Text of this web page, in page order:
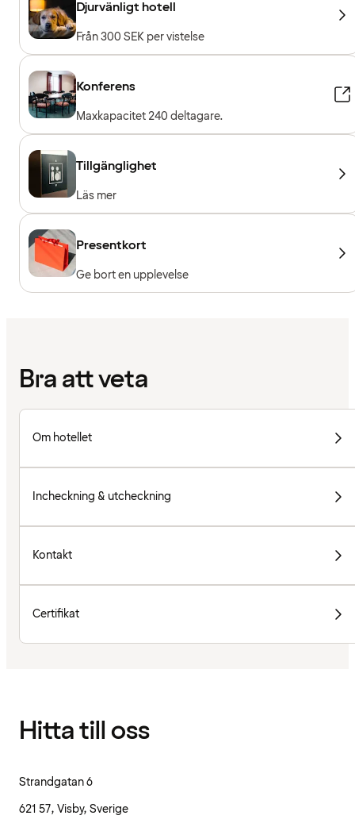
Djurvänligt hotell
Från 300 SEK per vistelse
Konferens
Maxkapacitet 240 deltagare.
Tillgänglighet
Läs mer
Presentkort
Ge bort en upplevelse
Bra att veta
Om hotellet
Incheckning & utcheckning
Kontakt
Certifikat
Hitta till oss
Strandgatan 6
621 57, Visby, Sverige